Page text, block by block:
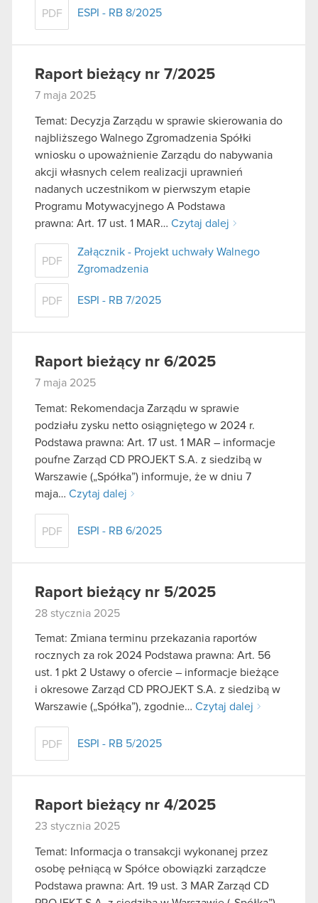
PDF ESPI - RB 8/2025
Raport bieżący nr 7/2025
7 maja 2025
Temat: Decyzja Zarządu w sprawie skierowania do
najbliższego Walnego Zgromadzenia Spółki
wniosku o upoważnienie Zarządu do nabywania
akcji własnych celem realizacji uprawnień
nadanych uczestnikom w pierwszym etapie
Programu Motywacyjnego A Podstawa
prawna: Art. 17 ust. 1 MAR… Czytaj dalej
PDF
Załącznik - Projekt uchwały Walnego
Zgromadzenia
PDF ESPI - RB 7/2025
Raport bieżący nr 6/2025
7 maja 2025
Temat: Rekomendacja Zarządu w sprawie
podziału zysku netto osiągniętego w 2024 r.
Podstawa prawna: Art. 17 ust. 1 MAR – informacje
poufne Zarząd CD PROJEKT S.A. z siedzibą w
Warszawie („Spółka”) informuje, że w dniu 7
maja… Czytaj dalej
PDF ESPI - RB 6/2025
Raport bieżący nr 5/2025
28 stycznia 2025
Temat: Zmiana terminu przekazania raportów
rocznych za rok 2024 Podstawa prawna: Art. 56
ust. 1 pkt 2 Ustawy o ofercie – informacje bieżące
i okresowe Zarząd CD PROJEKT S.A. z siedzibą w
Warszawie („Spółka”), zgodnie… Czytaj dalej
PDF ESPI - RB 5/2025
Raport bieżący nr 4/2025
23 stycznia 2025
Temat: Informacja o transakcji wykonanej przez
osobę pełniącą w Spółce obowiązki zarządcze
Podstawa prawna: Art. 19 ust. 3 MAR Zarząd CD